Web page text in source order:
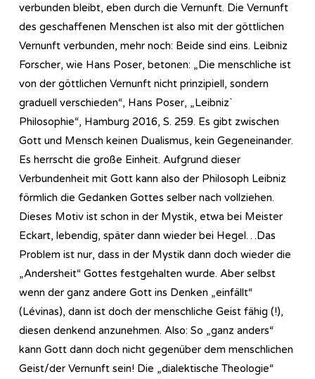
verbunden bleibt, eben durch die Vernunft. Die Vernunft
des geschaffenen Menschen ist also mit der göttlichen
Vernunft verbunden, mehr noch: Beide sind eins. Leibniz
Forscher, wie Hans Poser, betonen: „Die menschliche ist
von der göttlichen Vernunft nicht prinzipiell, sondern
graduell verschieden“, Hans Poser, „Leibniz`
Philosophie“, Hamburg 2016, S. 259. Es gibt zwischen
Gott und Mensch keinen Dualismus, kein Gegeneinander.
Es herrscht die große Einheit. Aufgrund dieser
Verbundenheit mit Gott kann also der Philosoph Leibniz
förmlich die Gedanken Gottes selber nach vollziehen.
Dieses Motiv ist schon in der Mystik, etwa bei Meister
Eckart, lebendig, später dann wieder bei Hegel…Das
Problem ist nur, dass in der Mystik dann doch wieder die
„Andersheit“ Gottes festgehalten wurde. Aber selbst
wenn der ganz andere Gott ins Denken „einfällt“
(Lévinas), dann ist doch der menschliche Geist fähig (!),
diesen denkend anzunehmen. Also: So „ganz anders“
kann Gott dann doch nicht gegenüber dem menschlichen
Geist/der Vernunft sein! Die „dialektische Theologie“